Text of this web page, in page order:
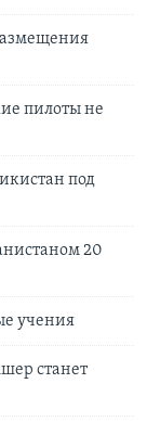
пилоты не
под
20
учения
станет